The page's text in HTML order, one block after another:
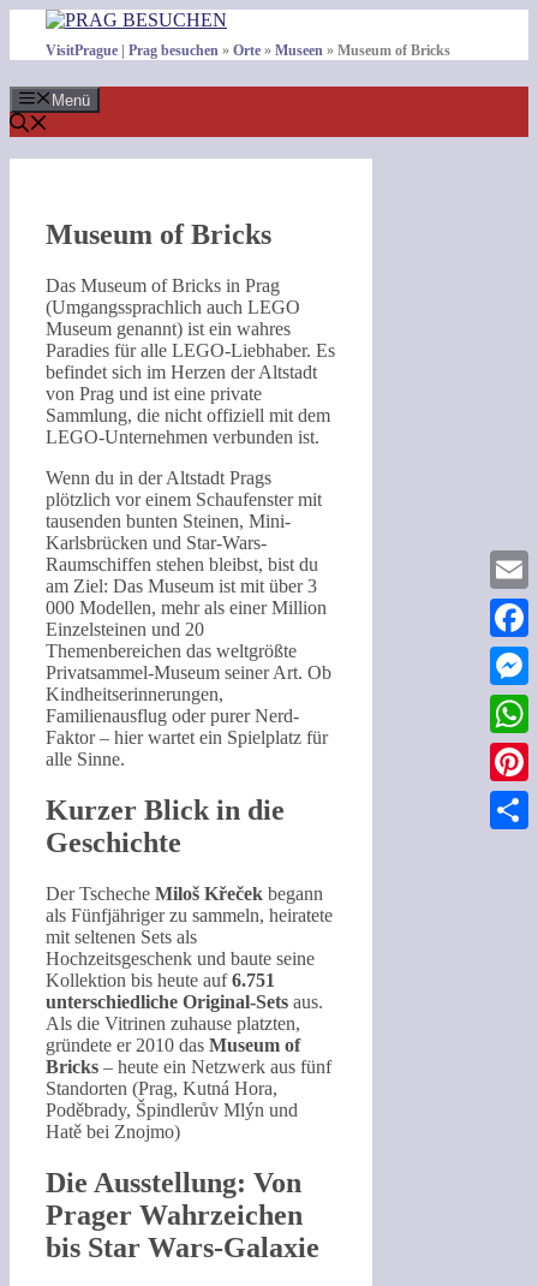
Inhalt
springen
VisitPrague | Prag besuchen » Orte » Museen » Museum of Bricks
Menü
Museum of Bricks
Das Museum of Bricks in Prag
(Umgangssprachlich auch LEGO
Museum genannt) ist ein wahres
Paradies für alle LEGO-Liebhaber. Es
befindet sich im Herzen der Altstadt
von Prag und ist eine private
Sammlung, die nicht offiziell mit dem
LEGO-Unternehmen verbunden ist.
Wenn du in der Altstadt Prags
plötzlich vor einem Schaufenster mit
tausenden bunten Steinen, Mini-
Karlsbrücken und Star-Wars-
Raumschiffen stehen bleibst, bist du
am Ziel: Das Museum ist mit über 3
000 Modellen, mehr als einer Million
Einzelsteinen und 20
Themenbereichen das weltgrößte
Privatsammel-Museum seiner Art. Ob
Kindheitserinnerungen,
Familienausflug oder purer Nerd-
Faktor – hier wartet ein Spielplatz für
alle Sinne.
Kurzer Blick in die
Geschichte
Der Tscheche Miloš Křeček begann
als Fünfjähriger zu sammeln, heiratete
mit seltenen Sets als
Hochzeitsgeschenk und baute seine
Kollektion bis heute auf6.751
unterschiedliche Original-Sets aus.
Als die Vitrinen zuhause platzten,
gründete er 2010 das Museum of
Bricks – heute ein Netzwerk aus fünf
Standorten (Prag, Kutná Hora,
Poděbrady, Špindlerův Mlýn und
Hatě bei Znojmo)
Die Ausstellung: Von
Prager Wahrzeichen
bis Star Wars-Galaxie
Email